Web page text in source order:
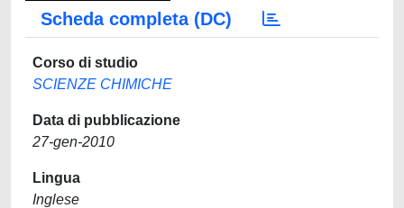
Scheda completa (DC)
Corso di studio
SCIENZE CHIMICHE
Data di pubblicazione
27-gen-2010
Lingua
Inglese